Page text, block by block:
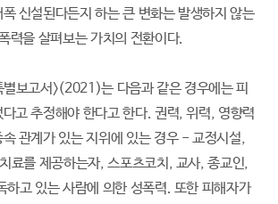
신설된다든지 하는 큰 변화는 발생하지 않는
력을 살펴보는 가치의 전환이다.
별보고서>(2021)는 다음과 같은 경우에는 피
고 추정해야 한다고 한다. 권력, 위력, 영향력
관계가 있는 지위에 있는 경우 - 교정시설,
료를 제공하는자, 스포츠코치, 교사, 종교인,
하고 있는 사람에 의한 성폭력. 또한 피해자가